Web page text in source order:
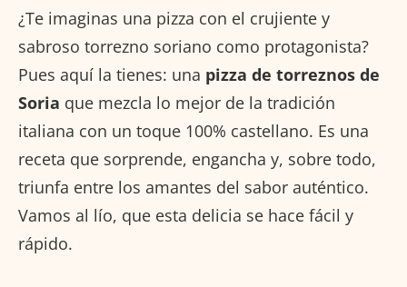
¿Te imaginas una pizza con el crujiente y
sabroso torrezno soriano como protagonista?
Pues aquí la tienes: una pizza de torreznos de
Soria que mezcla lo mejor de la tradición
italiana con un toque 100% castellano. Es una
receta que sorprende, engancha y, sobre todo,
triunfa entre los amantes del sabor auténtico.
Vamos al lío, que esta delicia se hace fácil y
rápido.